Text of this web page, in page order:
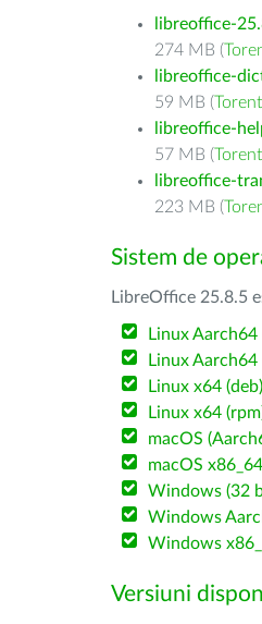
libreoffice-
274 MB (
libreoffice-
59 MB (Torent
libreoffice-
57 MB (Torent
libreoffice-
223 MB (
Sistem de
LibreOffice 25.8.5
Linux Aarch64
Linux Aarch64
Linux x64 (deb)
Linux x64
macOS
macOS
Windows (32
Windows
Windows
Versiuni